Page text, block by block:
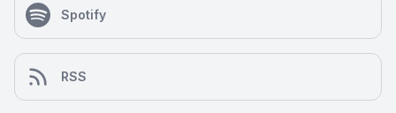
Spotify
RSS